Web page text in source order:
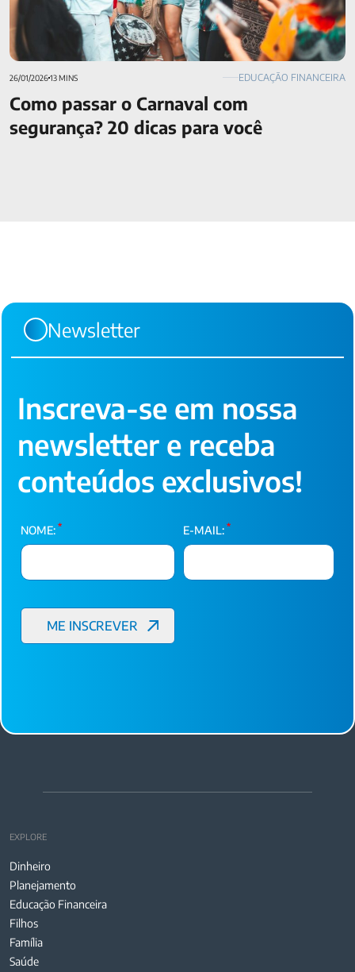
26/01/202613 MINS EDUCAÇÃO FINANCEIRA
Como passar o Carnaval com
segurança? 20 dicas para você
Newsletter
Inscreva-se em nossa
newsletter e receba
conteúdos exclusivos!
NOME: * E-MAIL: *
EXPLORE
Dinheiro
Planejamento
Educação Financeira
Filhos
Família
Saúde